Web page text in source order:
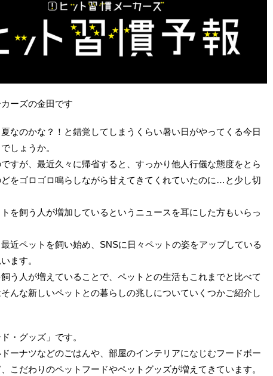
ーズの金田です
なのかな？！と錯覚してしまうくらい暑い日がやってくる今日
しょうか。
すが、最近久々に帰省すると、すっかり他人行儀な態度をとら
をゴロゴロ鳴らしながら甘えてきてくれていたのに…と少し切
を飼う人が増加しているというニュースを耳にした方もいらっ
近ペットを飼い始め、SNSに日々ペットの姿をアップしている
ます。
う人が増えていることで、ペットとの生活もこれまでと比べて
んな新しいペットとの暮らしの兆しについていくつかご紹介し
・グッズ」です。
ーナツなどのごはんや、部屋のインテリアになじむフードボー
こだわりのペットフードやペットグッズが増えてきています。